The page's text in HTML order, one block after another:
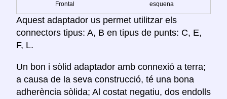
Frontal esquena
Aquest adaptador us permet utilitzar els
connectors tipus: A, B en tipus de punts: C, E,
F, L.
Un bon i sòlid adaptador amb connexió a terra;
a causa de la seva construcció, té una bona
adherència sòlida; Al costat negatiu, dos endolls